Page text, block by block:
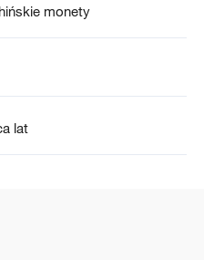
monety
lat